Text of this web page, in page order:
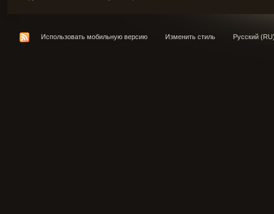
Использовать мобильную версию Изменить стиль Русский